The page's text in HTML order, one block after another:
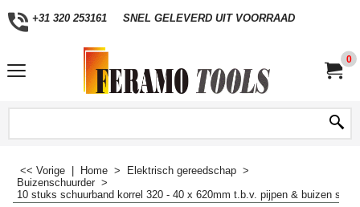
+31 320 253161 SNEL GELEVERD UIT VOORRAAD
0
<< Vorige Home > Elektrisch gereedschap >
Buizenschuurder >
10 stuks schuurband korrel 320 - 40 x 620mm t.b.v. pijpen & buizen